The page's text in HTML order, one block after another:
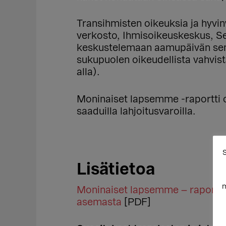
Transihmisten oikeuksia ja
verkosto, Ihmisoikeuskeskus,
keskustelemaan aamupäivän
sukupuolen oikeudellista
alla).
Moninaiset lapsemme -raportti
saaduilla lahjoitusvaroilla.
Lisätietoa
Moninaiset lapsemme –
asemasta
[PDF]